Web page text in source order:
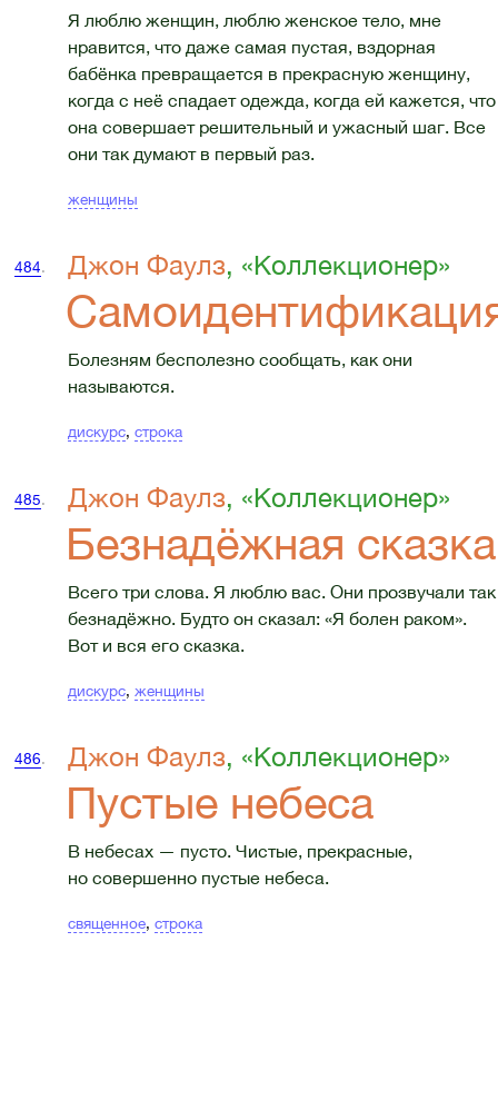
Я люблю женщин, люблю женское тело, мне
нравится, что даже самая пустая, вздорная
бабёнка превращается в прекрасную женщину,
когда с неё спадает одежда, когда ей кажется, что
она совершает решительный и ужасный шаг. Все
они так думают в первый раз.
женщины
484. Джон Фаулз, «Коллекционер»
Болезням бесполезно сообщать, как они
называются.
дискурс,строка
485. Джон Фаулз, «Коллекционер»
Безнадёжная сказка
Всего три слова. Я люблю вас. Они прозвучали так
безнадёжно. Будто он сказал: «Я болен раком».
Вот и вся его сказка.
дискурс,женщины
486. Джон Фаулз, «Коллекционер»
Пустые небеса
В небесах — пусто. Чистые, прекрасные,
но совершенно пустые небеса.
священное,строка